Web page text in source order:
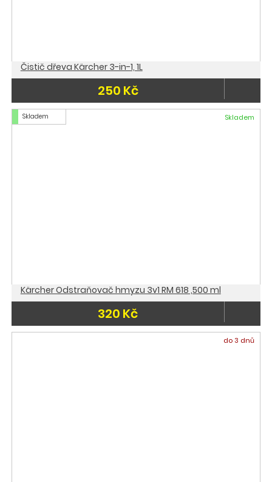
Čistič dřeva Kärcher 3-in-1, 1L
250 Kč
Skladem Skladem
Kärcher Odstraňovač hmyzu 3v1 RM 618 ,500 ml
320 Kč
do 3 dnů